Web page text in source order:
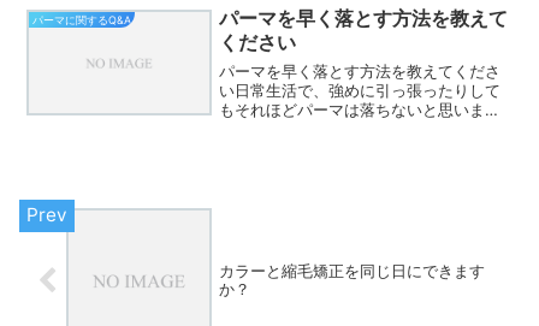
具合は、白髪染めよりおおく、目でわか
るくらい色落ちします。今ま...
パーマに関するQ&A
パーマを早く落とす方法を教えて
ください
パーマを早く落とす方法を教えてくださ
い日常生活で、強めに引っ張ったりして
もそれほどパーマは落ちないと思いま
カラーと縮毛矯正を同じ日にできます
か？